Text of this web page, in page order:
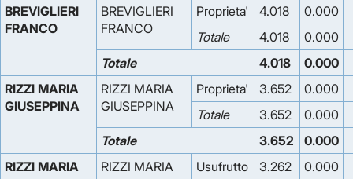
BREVIGLIERI
FRANCO
BREVIGLIERI
FRANCO
Proprieta' 4.018
0.000
Totale
4.018
0.000
Totale
4.018
0.000
RIZZI MARIA
GIUSEPPINA
RIZZI MARIA
GIUSEPPINA
Proprieta' 3.652
0.000
Totale
3.652
0.000
Totale
3.652
0.000
RIZZI MARIA
RIZZI MARIA
Usufrutto 3.262
0.000